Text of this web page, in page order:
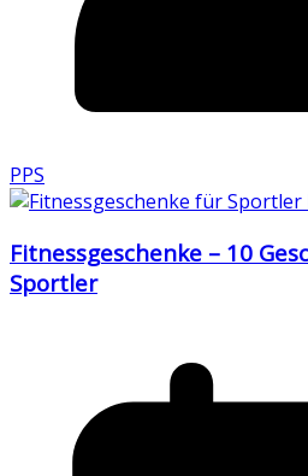
PPS
Fitnessgeschenke – 10
Sportler